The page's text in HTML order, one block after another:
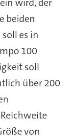
beiden
es in
100
soll
über 200
von